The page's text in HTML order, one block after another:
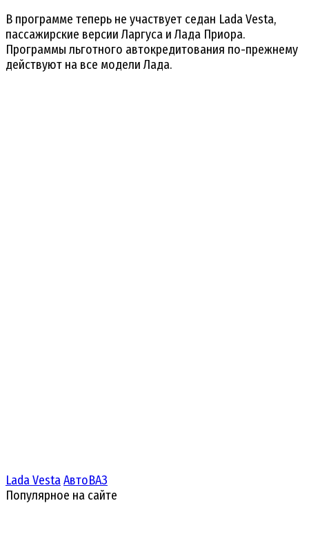
В программе теперь не участвует седан Lada Vesta,
пассажирские версии Ларгуса и Лада Приора.
Программы льготного автокредитования по-прежнему
действуют на все модели Лада.
Lada VestaАвтоВАЗ
Популярное на сайте